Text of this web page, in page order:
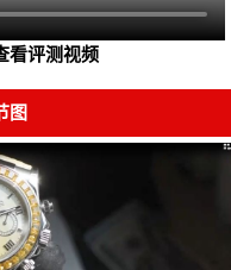
看评测视频
图